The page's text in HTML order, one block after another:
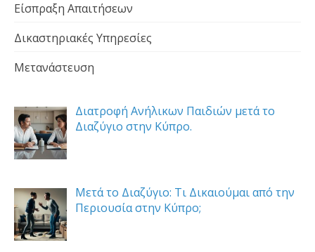
Είσπραξη Απαιτήσεων
Δικαστηριακές Υπηρεσίες
Μετανάστευση
Διατροφή Ανήλικων Παιδιών μετά το
Διαζύγιο στην Κύπρο.
Μετά το Διαζύγιο: Τι Δικαιούμαι από την
Περιουσία στην Κύπρο;